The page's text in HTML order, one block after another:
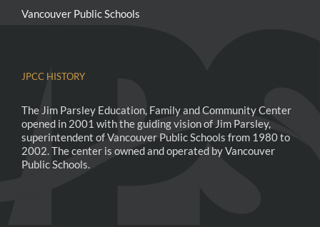
Vancouver Public Schools
JPCC HISTORY
The Jim Parsley Education, Family and Community Center
opened in 2001 with the guiding vision of Jim Parsley,
superintendent of Vancouver Public Schools from 1980 to
2002. The center is owned and operated by Vancouver
Public Schools.